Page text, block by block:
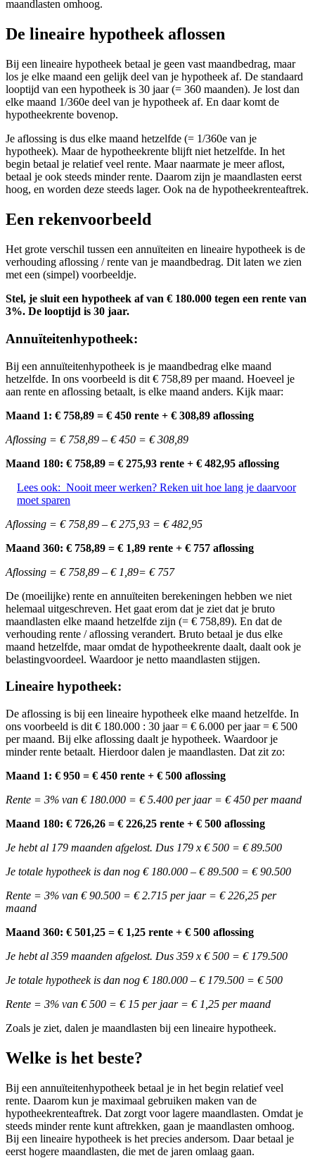
maandlasten omhoog.
De lineaire hypotheek aflossen
Bij een lineaire hypotheek betaal je geen vast maandbedrag, maar
los je elke maand een gelijk deel van je hypotheek af. De standaard
looptijd van een hypotheek is 30 jaar (= 360 maanden). Je lost dan
elke maand 1/360e deel van je hypotheek af. En daar komt de
hypotheekrente bovenop.
Je aflossing is dus elke maand hetzelfde (= 1/360e van je
hypotheek). Maar de hypotheekrente blijft niet hetzelfde. In het
begin betaal je relatief veel rente. Maar naarmate je meer aflost,
betaal je ook steeds minder rente. Daarom zijn je maandlasten eerst
hoog, en worden deze steeds lager. Ook na de hypotheekrenteaftrek.
Een rekenvoorbeeld
Het grote verschil tussen een annuïteiten en lineaire hypotheek is de
verhouding aflossing / rente van je maandbedrag. Dit laten we zien
met een (simpel) voorbeeldje.
Stel, je sluit een hypotheek af van € 180.000 tegen een rente van
3%. De looptijd is 30 jaar.
Annuïteitenhypotheek:
Bij een annuïteitenhypotheek is je maandbedrag elke maand
hetzelfde. In ons voorbeeld is dit € 758,89 per maand. Hoeveel je
aan rente en aflossing betaalt, is elke maand anders. Kijk maar:
Maand 1: € 758,89 = € 450 rente + € 308,89 aflossing
Aflossing = € 758,89 – € 450 = € 308,89
Maand 180: € 758,89 = € 275,93 rente + € 482,95 aflossing
Lees ook: Nooit meer werken? Reken uit hoe lang je daarvoor
moet sparen
Aflossing = € 758,89 – € 275,93 = € 482,95
Maand 360: € 758,89 = € 1,89 rente + € 757 aflossing
Aflossing = € 758,89 – € 1,89= € 757
De (moeilijke) rente en annuïteiten berekeningen hebben we niet
helemaal uitgeschreven. Het gaat erom dat je ziet dat je bruto
maandlasten elke maand hetzelfde zijn (= € 758,89). En dat de
verhouding rente / aflossing verandert. Bruto betaal je dus elke
maand hetzelfde, maar omdat de hypotheekrente daalt, daalt ook je
belastingvoordeel. Waardoor je netto maandlasten stijgen.
Lineaire hypotheek:
De aflossing is bij een lineaire hypotheek elke maand hetzelfde. In
ons voorbeeld is dit € 180.000 : 30 jaar = € 6.000 per jaar = € 500
per maand. Bij elke aflossing daalt je hypotheek. Waardoor je
minder rente betaalt. Hierdoor dalen je maandlasten. Dat zit zo:
Maand 1: € 950 = € 450 rente + € 500 aflossing
Rente = 3% van € 180.000 = € 5.400 per jaar = € 450 per maand
Maand 180: € 726,26 = € 226,25 rente + € 500 aflossing
Je hebt al 179 maanden afgelost. Dus 179 x € 500 = € 89.500
Je totale hypotheek is dan nog € 180.000 – € 89.500 = € 90.500
Rente = 3% van € 90.500 = € 2.715 per jaar = € 226,25 per
maand
Maand 360: € 501,25 = € 1,25 rente + € 500 aflossing
Je hebt al 359 maanden afgelost. Dus 359 x € 500 = € 179.500
Je totale hypotheek is dan nog € 180.000 – € 179.500 = € 500
Rente = 3% van € 500 = € 15 per jaar = € 1,25 per maand
Zoals je ziet, dalen je maandlasten bij een lineaire hypotheek.
Welke is het beste?
Bij een annuïteitenhypotheek betaal je in het begin relatief veel
rente. Daarom kun je maximaal gebruiken maken van de
hypotheekrenteaftrek. Dat zorgt voor lagere maandlasten. Omdat je
steeds minder rente kunt aftrekken, gaan je maandlasten omhoog.
Bij een lineaire hypotheek is het precies andersom. Daar betaal je
eerst hogere maandlasten, die met de jaren omlaag gaan.